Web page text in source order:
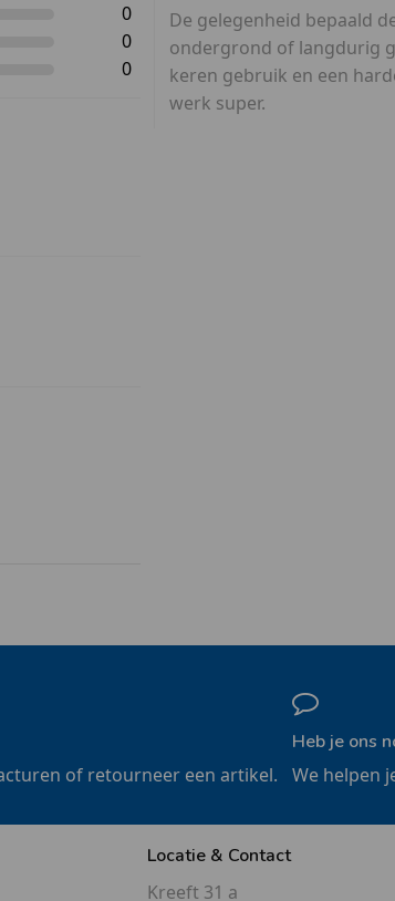
0
0
0
De gelegenheid bepaald
ondergrond of langdurig
keren gebruik en een
werk super.
of retourneer een artikel.
Heb je ons
We helpen
Locatie & Contact
Kreeft 31 a